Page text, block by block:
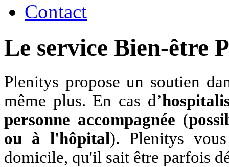
Contact
Le service Bien-être
Plenitys propose un soutien
même plus. En cas d’
personne accompagnée (
ou à l'hôpital). Plenitys
domicile, qu'il sait être parfois